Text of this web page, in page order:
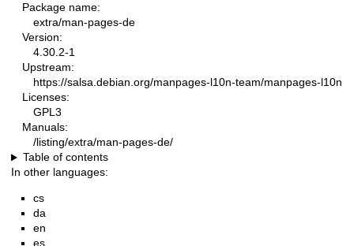
Package name:
extra/man-pages-de
Version:
4.30.2-1
Upstream:
https://salsa.debian.org/manpages-l10n-team/manpages-l10n
Licenses:
GPL3
Manuals:
/listing/extra/man-pages-de/
Table of contents
In other languages:
cs
da
en
es